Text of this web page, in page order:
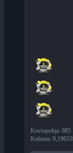
Kuviopohja: 885
Kuluma: